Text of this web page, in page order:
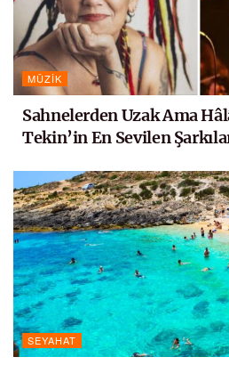
MÜZIK
Sahnelerden Uzak Ama
Tekin’in En Sevilen
SEYAHAT